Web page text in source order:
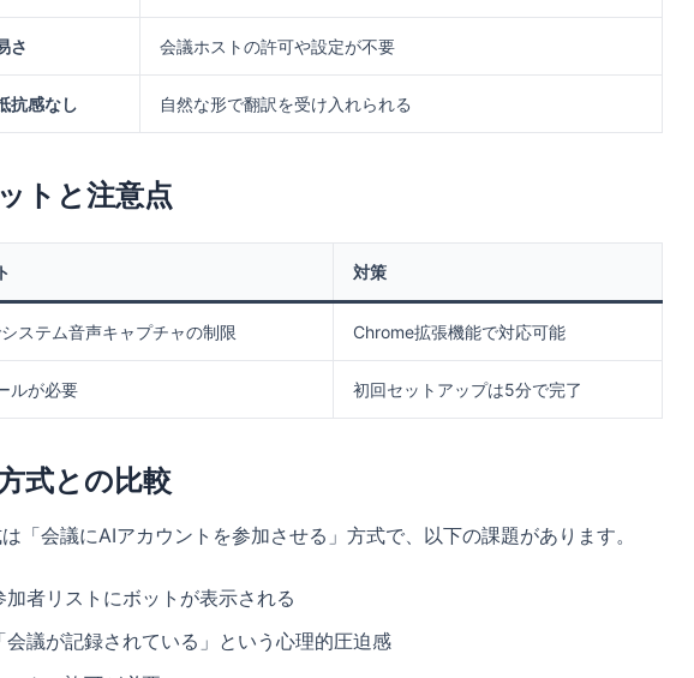
さ 会議ホストの許可や設定が不要
抗感なし 自然な形で翻訳を受け入れられる
トと注意点
対策
ステム音声キャプチャの制限 Chrome拡張機能で対応可能
ルが必要 初回セットアップは5分で完了
式との比較
「会議にAIアカウントを参加させる」方式で、以下の課題があります。
加者リストにボットが表示される
「会議が記録されている」という心理的圧迫感